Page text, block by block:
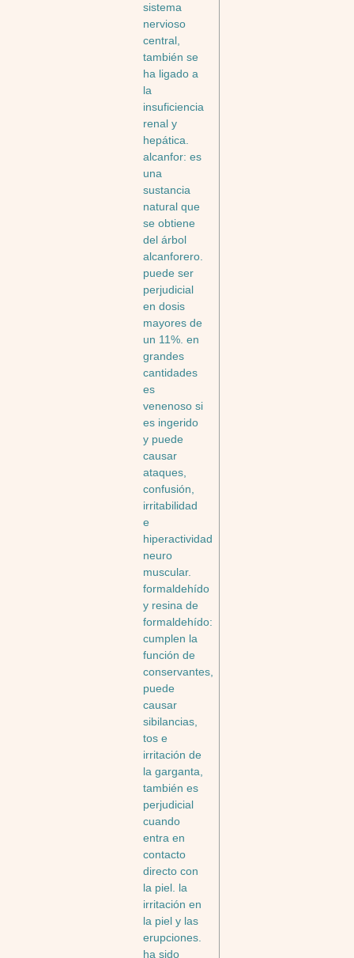
sistema
nervioso
central,
también se
ha ligado a
la
insuficiencia
renal y
hepática.
alcanfor: es
una
sustancia
natural que
se obtiene
del árbol
alcanforero.
puede ser
perjudicial
en dosis
mayores de
un 11%. en
grandes
cantidades
es
venenoso si
es ingerido
y puede
causar
ataques,
confusión,
irritabilidad
e
hiperactividad
neuro
muscular.
formaldehído
y resina de
formaldehído:
cumplen la
función de
conservantes,
puede
causar
sibilancias,
tos e
irritación de
la garganta,
también es
perjudicial
cuando
entra en
contacto
directo con
la piel. la
irritación en
la piel y las
erupciones.
ha sido